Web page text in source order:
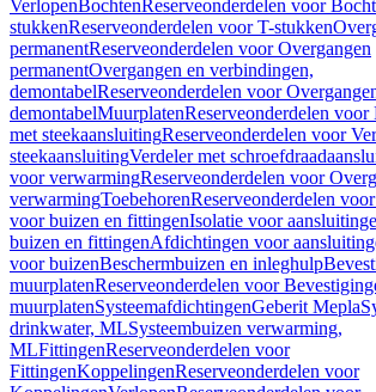
VerlopenBochtenReserveonderdelen voor
stukkenReserveonderdelen voor T-stukken
permanentReserveonderdelen voor Overgangen
permanentOvergangen en verbindingen,
demontabelReserveonderdelen voor
demontabelMuurplatenReserveonderdelen voor
met steekaansluitingReserveonderdelen voor
steekaansluitingVerdeler met
voor verwarmingReserveonderdelen voor
verwarmingToebehorenReserveonderdelen
voor buizen en fittingenIsolatie voor
buizen en fittingenAfdichtingen voor
voor buizenBeschermbuizen en inleghulp
muurplatenReserveonderdelen voor
muurplatenSysteemafdichtingenGeberit Mepla
drinkwater, MLSysteembuizen verwarming,
MLFittingenReserveonderdelen voor
FittingenKoppelingenReserveonderdelen voor